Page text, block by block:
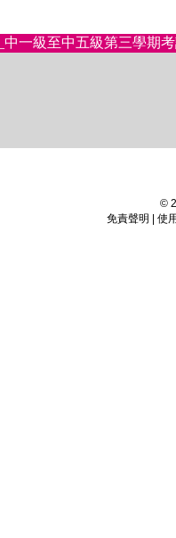
中一級至中五級第三學期
©
免責聲明 | 使